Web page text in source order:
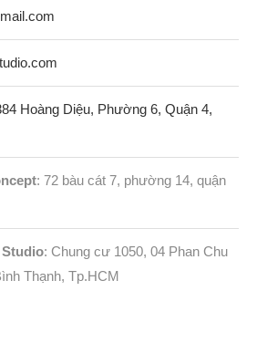
Hoàng Diệu, Phường 6, Quận 4,
: 72 bàu cát 7, phường 14, quận
: Chung cư 1050, 04 Phan Chu
Thạnh, Tp.HCM